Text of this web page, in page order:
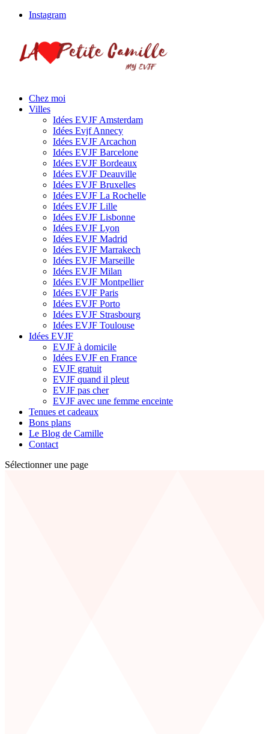
Instagram
Chez moi
Villes
Idées EVJF Amsterdam
Idées Evjf Annecy
Idées EVJF Arcachon
Idées EVJF Barcelone
Idées EVJF Bordeaux
Idées EVJF Deauville
Idées EVJF Bruxelles
Idées EVJF La Rochelle
Idées EVJF Lille
Idées EVJF Lisbonne
Idées EVJF Lyon
Idées EVJF Madrid
Idées EVJF Marrakech
Idées EVJF Marseille
Idées EVJF Milan
Idées EVJF Montpellier
Idées EVJF Paris
Idées EVJF Porto
Idées EVJF Strasbourg
Idées EVJF Toulouse
Idées EVJF
EVJF à domicile
Idées EVJF en France
EVJF gratuit
EVJF quand il pleut
EVJF pas cher
EVJF avec une femme enceinte
Tenues et cadeaux
Bons plans
Le Blog de Camille
Contact
Sélectionner une page